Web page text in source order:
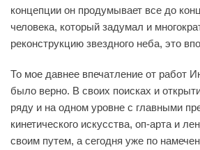
концепции он продумывает все до
человека, который задумал и
реконструкцию звездного неба, это
То мое давнее впечатление от работ
было верно. В своих поисках и
ряду и на одном уровне с главными
кинетического искусства, оп-арта и
своим путем, а сегодня уже по